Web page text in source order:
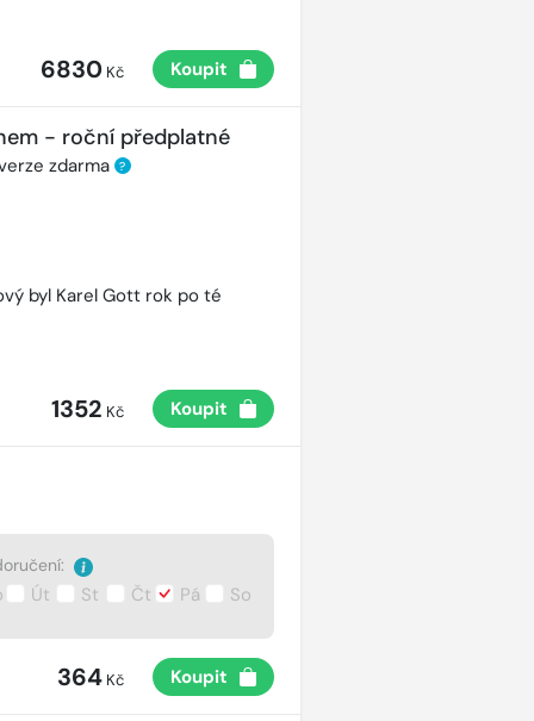
6830Kč Koupit
- roční předplatné
zdarma ?
byl Karel Gott rok po té
1352 Kč Koupit
Út St Čt Pá So
364Kč Koupit